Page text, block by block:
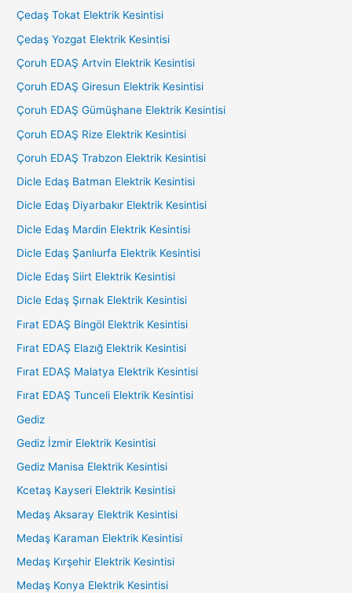
Çedaş Tokat Elektrik Kesintisi
Çedaş Yozgat Elektrik Kesintisi
Çoruh EDAŞ Artvin Elektrik Kesintisi
Çoruh EDAŞ Giresun Elektrik Kesintisi
Çoruh EDAŞ Gümüşhane Elektrik Kesintisi
Çoruh EDAŞ Rize Elektrik Kesintisi
Çoruh EDAŞ Trabzon Elektrik Kesintisi
Dicle Edaş Batman Elektrik Kesintisi
Dicle Edaş Diyarbakır Elektrik Kesintisi
Dicle Edaş Mardin Elektrik Kesintisi
Dicle Edaş Şanlıurfa Elektrik Kesintisi
Dicle Edaş Siirt Elektrik Kesintisi
Dicle Edaş Şırnak Elektrik Kesintisi
Fırat EDAŞ Bingöl Elektrik Kesintisi
Fırat EDAŞ Elazığ Elektrik Kesintisi
Fırat EDAŞ Malatya Elektrik Kesintisi
Fırat EDAŞ Tunceli Elektrik Kesintisi
Gediz
Gediz İzmir Elektrik Kesintisi
Gediz Manisa Elektrik Kesintisi
Kcetaş Kayseri Elektrik Kesintisi
Medaş Aksaray Elektrik Kesintisi
Medaş Karaman Elektrik Kesintisi
Medaş Kırşehir Elektrik Kesintisi
Medaş Konya Elektrik Kesintisi